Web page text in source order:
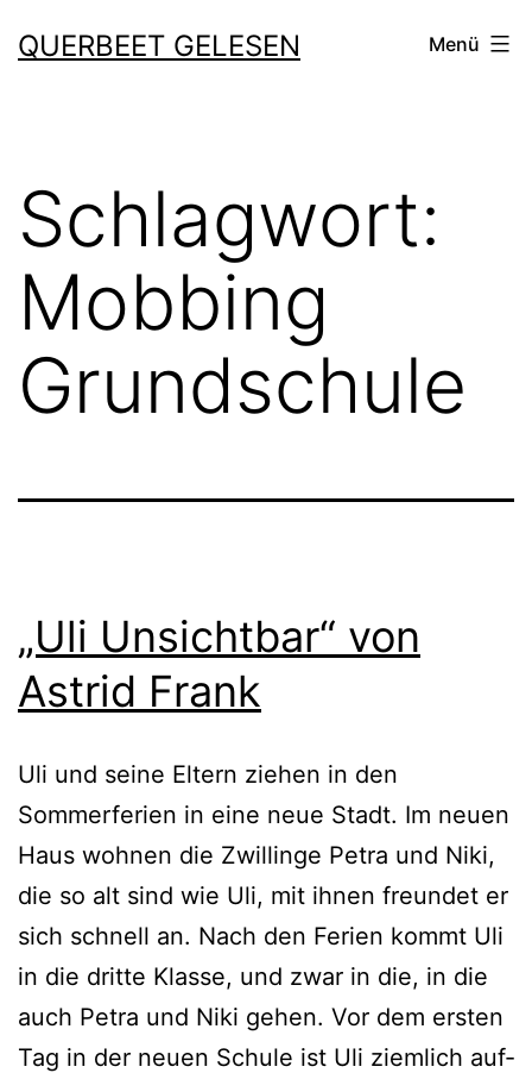
Inhalt
QUERBEET GELESEN Menü
Schlagwort:
Mobbing
Grundschule
„Uli Unsichtbar“ von
Astrid Frank
Uli und sei­ne Eltern zie­hen in den
Sommerferien in eine neue Stadt. Im neu­en
Haus woh­nen die Zwillinge Petra und Niki,
die so alt sind wie Uli, mit ihnen freun­det er
sich schnell an. Nach den Ferien kommt Uli
in die drit­te Klasse, und zwar in die, in die
auch Petra und Niki gehen. Vor dem ers­ten
Tag in der neu­en Schule ist Uli ziem­lich auf­